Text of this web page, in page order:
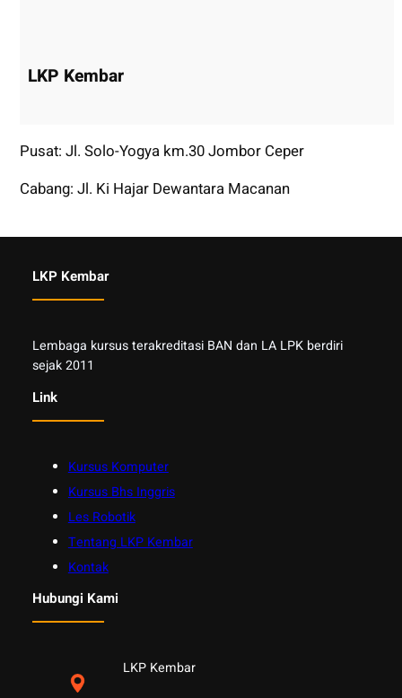
LKP Kembar
Pusat: Jl. Solo-Yogya km.30 Jombor Ceper
Cabang: Jl. Ki Hajar Dewantara Macanan
LKP Kembar
Lembaga kursus terakreditasi BAN dan LA LPK berdiri
sejak 2011
Link
Kursus Komputer
Kursus Bhs Inggris
Les Robotik
Tentang LKP Kembar
Kontak
Hubungi Kami
LKP Kembar